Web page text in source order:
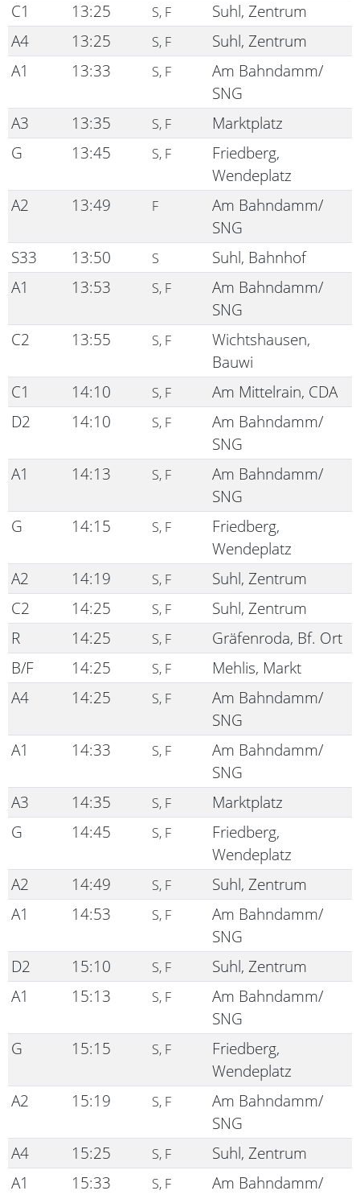
C1
13:25 S, F
Suhl, Zentrum
A4
13:25 S, F
Suhl, Zentrum
A1
13:33 S, F
Am Bahndamm/
SNG
A3
13:35 S, F
Marktplatz
G
13:45 S, F
Friedberg,
Wendeplatz
A2
13:49 F
Am Bahndamm/
SNG
S33
13:50 S
Suhl, Bahnhof
A1
13:53 S, F
Am Bahndamm/
SNG
C2
13:55 S, F
Wichtshausen,
Bauwi
C1
14:10 S, F
Am Mittelrain, CDA
D2
14:10 S, F
Am Bahndamm/
SNG
A1
14:13 S, F
Am Bahndamm/
SNG
G
14:15 S, F
Friedberg,
Wendeplatz
A2
14:19 S, F
Suhl, Zentrum
C2
14:25 S, F
Suhl, Zentrum
R
14:25 S, F
Gräfenroda, Bf. Ort
B/F
14:25 S, F
Mehlis, Markt
A4
14:25 S, F
Am Bahndamm/
SNG
A1
14:33 S, F
Am Bahndamm/
SNG
A3
14:35 S, F
Marktplatz
G
14:45 S, F
Friedberg,
Wendeplatz
A2
14:49 S, F
Suhl, Zentrum
A1
14:53 S, F
Am Bahndamm/
SNG
D2
15:10 S, F
Suhl, Zentrum
A1
15:13 S, F
Am Bahndamm/
SNG
G
15:15 S, F
Friedberg,
Wendeplatz
A2
15:19 S, F
Am Bahndamm/
SNG
A4
15:25 S, F
Suhl, Zentrum
A1
15:33 S, F
Am Bahndamm/